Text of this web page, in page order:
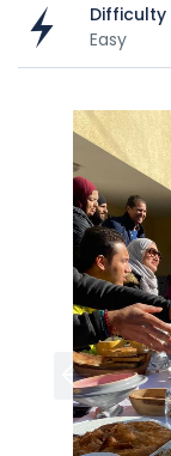
Difficulty
Easy